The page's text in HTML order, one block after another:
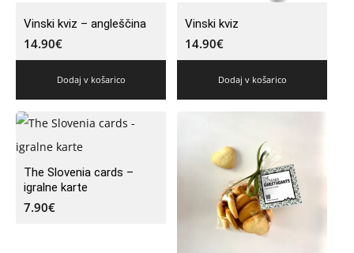
Vinski kviz – angleščina
14.90€
Dodaj v košarico
Vinski kviz
14.90€
Dodaj v košarico
The Slovenia cards –
igralne karte
7.90€